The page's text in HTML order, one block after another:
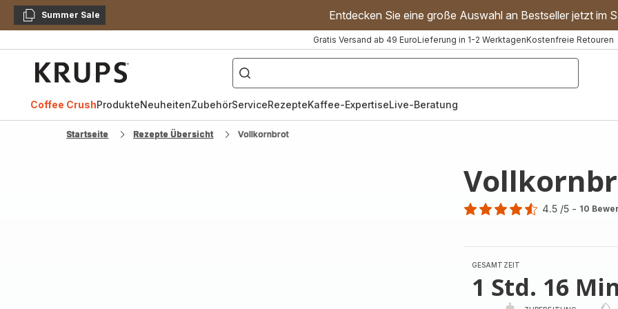
KopierenSummer Sale Entdecken Sie eine große Auswahl an Bestseller jetzt im
Gratis Versand ab 49 EuroLieferung in 1-2 WerktagenKostenfreie Retouren
["Kaffeevollautomat","Handmixer","Waffeleisen"]
Coffee CrushProdukteNeuheitenZubehörServiceRezepteKaffee-ExpertiseLive-Beratung
Startseite Rezepte Übersicht Vollkornbrot
4.5 /5 - 10
GESAMTZEIT
1 Std. 16